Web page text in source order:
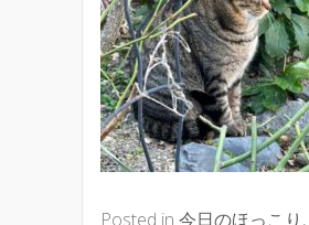
Posted in 今日のほっこり ,